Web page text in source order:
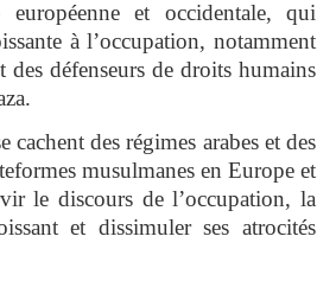
et occidentale, qui
à l’occupation, notamment
des défenseurs de droits humains
des régimes arabes et des
musulmanes en Europe et
le discours de l’occupation, la
et dissimuler ses atrocités